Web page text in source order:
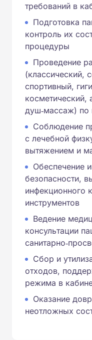
требований в
Подготовка
контроль их
процедуры
Проведение
(классический,
спортивный,
косметический,
душ‑массаж) по
Соблюдение
с лечебной
вытяжением и
Обеспечение
безопасности,
инфекционного
инструментов
Ведение
консультации
Сбор и
отходов,
режима в
Оказание
неотложных